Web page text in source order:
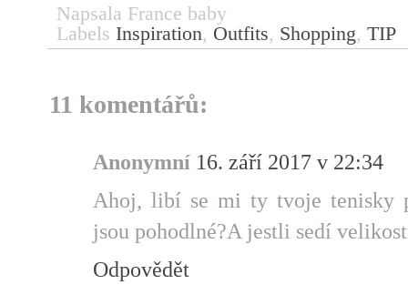
Napsala France baby
Labels Inspiration, Outfits, Shopping, TIP
11 komentářů:
Anonymní 16. září 2017 v 22:34
Ahoj, libí se mi ty tvoje tenisky
jsou pohodlné?A jestli sedí
Odpovědět